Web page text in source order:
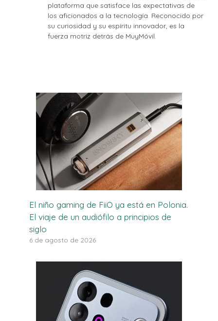
plataforma que satisface las expectativas de
los aficionados a la tecnología. Reconocido por
su curiosidad y su espíritu innovador, es la
fuerza motriz detrás de MuyMóvil.
El niño gaming de FiiO ya está en Polonia.
El viaje de un audiófilo a principios de
siglo
6 de agosto de 2026